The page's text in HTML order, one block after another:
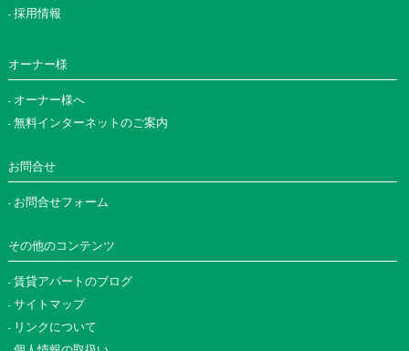
採用情報
オーナー様
オーナー様へ
無料インターネットのご案内
お問合せ
お問合せフォーム
その他のコンテンツ
賃貸アパートのブログ
サイトマップ
リンクについて